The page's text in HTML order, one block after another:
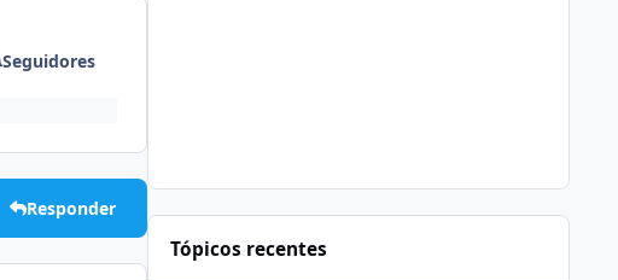
Seguidores
Responder
Tópicos recentes